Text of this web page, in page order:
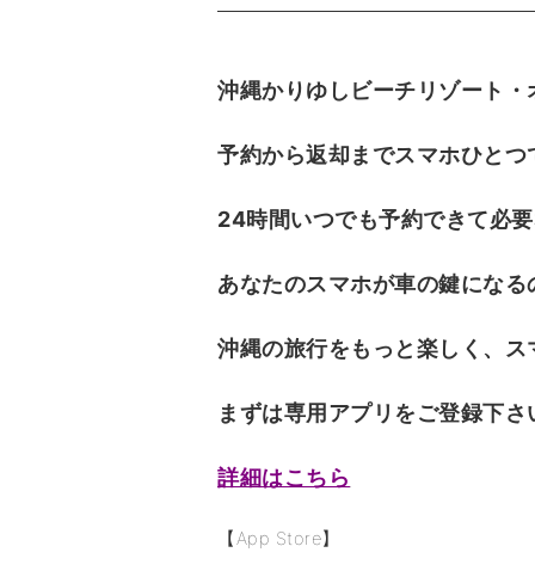
沖縄かりゆしビーチリゾート
予約から返却までスマホひと
24時間いつでも予約できて必
あなたのスマホが車の鍵になる
沖縄の旅行をもっと楽しく、ス
まずは専用アプリをご登録下さ
詳細はこちら
【App Store】